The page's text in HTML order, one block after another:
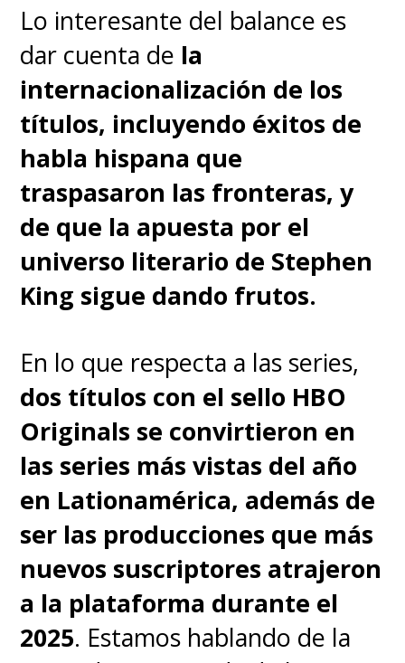
La actriz deBooksmart
Will Save Youtambién destacó
que la serie haya tomado la
decisión de comenzar su
segunda temporada entregando
un mayor contexto a quién es
Abby y sus motivaciones, ya que,
"al conocerla en el juego, no
pero en la serie podemos
verla de una forma más real,
lo que creo que es muy
importante porque permite
que los espectadores,
supongo, simpaticen con ella
de una forma diferente".
"Creo que, para hacer frente a
Lo interesante del balance es
dar cuenta de la
internacionalización de los
títulos, incluyendo éxitos de
habla hispana que
traspasaron las fronteras, y
de que la apuesta por el
universo literario de Stephen
King sigue dando frutos.
En lo que respecta a las series,
dos títulos con el sello HBO
Originals se convirtieron en
las series más vistas del año
en Lationamérica, además de
ser las producciones que más
nuevos suscriptores atrajeron
a la plataforma durante el
2025. Estamos hablando de la